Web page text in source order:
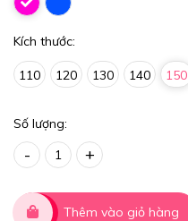
Kích thước:
110 120 130 140 150
Số lượng:
- +
Thêm vào giỏ hàng